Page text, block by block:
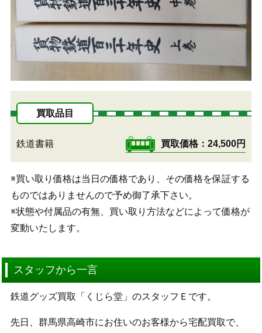
買取品目
鉄道書籍 買取価格 24,500円
※買い取り価格は当日の価格であり、その価格を保証する
ものではありませんので予め御了承下さい。
※状態や付属品の有無、買い取り方法などによって価格が
変動いたします。
スタッフから一言
鉄道グッズ買取「くじら堂」のスタッフＥです。
先日、群馬県高崎市にお住いのお客様から宅配買取で、